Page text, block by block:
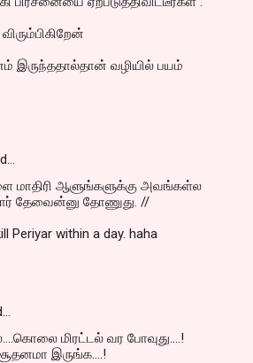
இருந்ததால்தான் வழியில் பயம்
மாதிரி ஆளுங்களுக்கு அவங்கள்ல
தேவைன்னு தோணுது. //
Periyar within a day. haha
மிரட்டல் வர போவுது....!
இருங்க....!